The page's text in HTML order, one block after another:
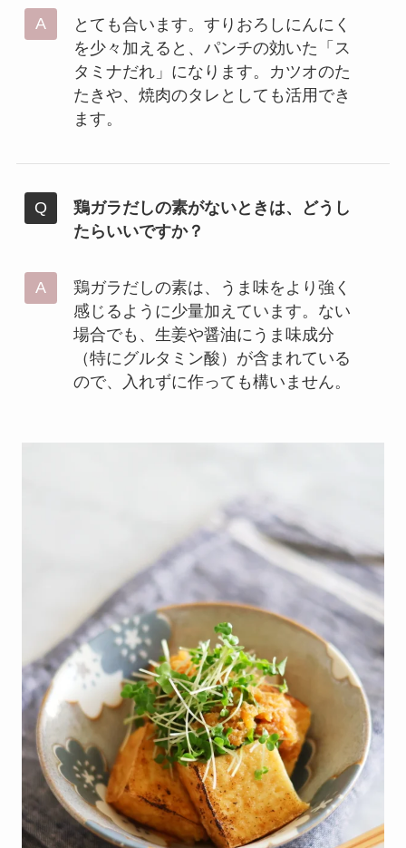
とても合います。すりおろしにんにく
を少々加えると、パンチの効いた「ス
タミナだれ」になります。カツオのた
たきや、焼肉のタレとしても活用でき
ます。
鶏ガラだしの素がないときは、どうし
たらいいですか？
鶏ガラだしの素は、うま味をより強く
感じるように少量加えています。ない
場合でも、生姜や醤油にうま味成分
（特にグルタミン酸）が含まれている
ので、入れずに作っても構いません。